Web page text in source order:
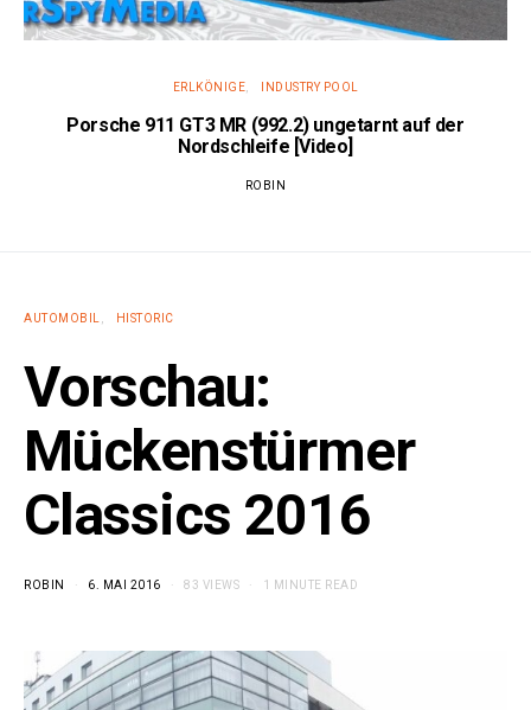
ERLKÖNIGE INDUSTRY POOL
Porsche 911 GT3 MR (992.2) ungetarnt auf der
Nordschleife [Video]
ROBIN
AUTOMOBIL HISTORIC
Vorschau:
Mückenstürmer
Classics 2016
ROBIN 6. MAI 2016 83 VIEWS 1 MINUTE READ